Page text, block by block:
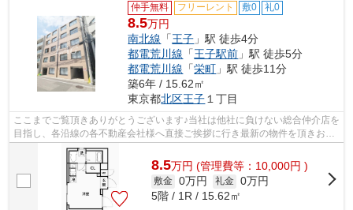
仲手無料 フリーレント 敷0 礼0
8.5万円
南北線 「王子 」駅 徒歩4分
都電荒川線 「王子駅前 」駅 徒歩5分
都電荒川線 「栄町 」駅 徒歩11分
築6年 / 15.62㎡
東京都北区王子 １丁目
ここまでご覧頂きありがとうございます♪当社は他社に負けない総合仲介店を
目指し、各沿線の各不動産会社様へ直接ご挨拶に行き最新の物件を頂きお客
様へ提供しております！最新の情報は...
8.5万円 (管理費等：10,000円 )
敷金 0万円 礼金 0万円
5階 / 1R / 15.62㎡